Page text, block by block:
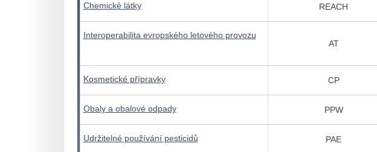
Chemické látky REACH
Interoperabilita evropského letového provozu
AT
Kosmetické přípravky CP
Obaly a obalové odpady PPW
Udržitelné používání pesticidů PAE